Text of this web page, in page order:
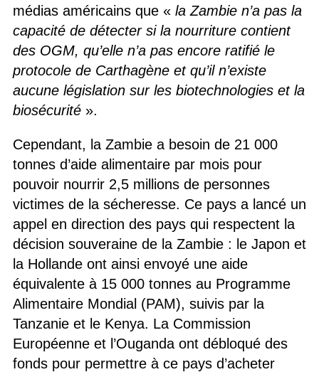
médias américains que « la Zambie n’a pas la
capacité de détecter si la nourriture contient
des OGM, qu’elle n’a pas encore ratifié le
protocole de Carthagène et qu’il n’existe
aucune législation sur les biotechnologies et la
biosécurité».
Cependant, la Zambie a besoin de 21 000
tonnes d’aide alimentaire par mois pour
pouvoir nourrir 2,5 millions de personnes
victimes de la sécheresse. Ce pays a lancé un
appel en direction des pays qui respectent la
décision souveraine de la Zambie : le Japon et
la Hollande ont ainsi envoyé une aide
équivalente à 15 000 tonnes au Programme
Alimentaire Mondial (PAM), suivis par la
Tanzanie et le Kenya. La Commission
Européenne et l’Ouganda ont débloqué des
fonds pour permettre à ce pays d’acheter